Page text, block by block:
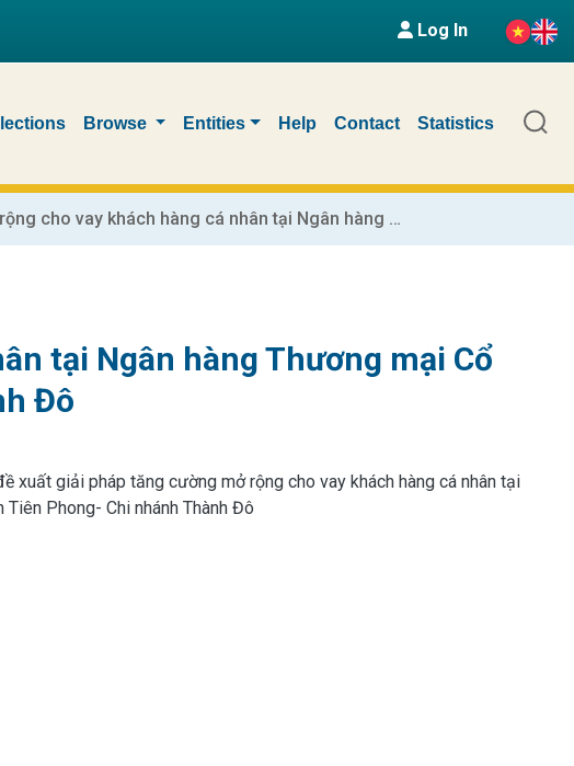
Log In
Browse Entities Help Contact Statistics
Mở rộng cho vay khách hàng cá nhân tại Ngân hàng Thương mại Cổ phần Tiên Phong - Chi nhánh Thành Đô
tại Ngân hàng Thương mại Cổ
Đô
xuất giải pháp tăng cường mở rộng cho vay khách hàng cá nhân tại
Phong- Chi nhánh Thành Đô